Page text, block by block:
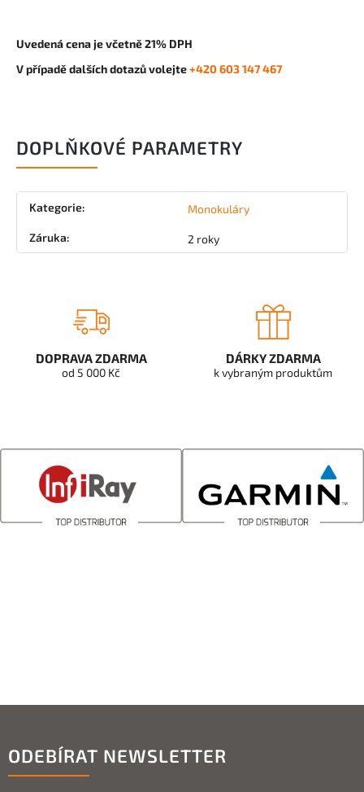
Uvedená cena je včetně 21% DPH
V případě dalších dotazů volejte+420 603 147 467
DOPLŇKOVÉ PARAMETRY
Kategorie: Monokuláry
Záruka: 2 roky
DOPRAVA ZDARMA
od 5 000 Kč
DÁRKY ZDARMA
k vybraným produktům
ODEBÍRAT NEWSLETTER